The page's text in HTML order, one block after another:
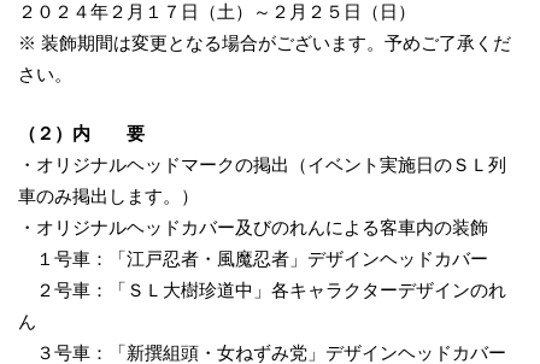
２０２４年２月１７日（土）～２月２５日（日）
※ 装飾期間は変更となる場合がございます。予めご了承くだ
さい。
（２）内 要
・オリジナルヘッドマークの掲出（イベント実施日のＳＬ列
車のみ掲出します。）
・オリジナルヘッドカバー及びのれんによる客車内の装飾
１号車：「江戸忍者・風魔忍者」デザインヘッドカバー
２号車：「ＳＬ大樹珍道中」各キャラクターデザインのれ
ん
３号車：「新撰組頭・女ねずみ党」デザインヘッドカバー